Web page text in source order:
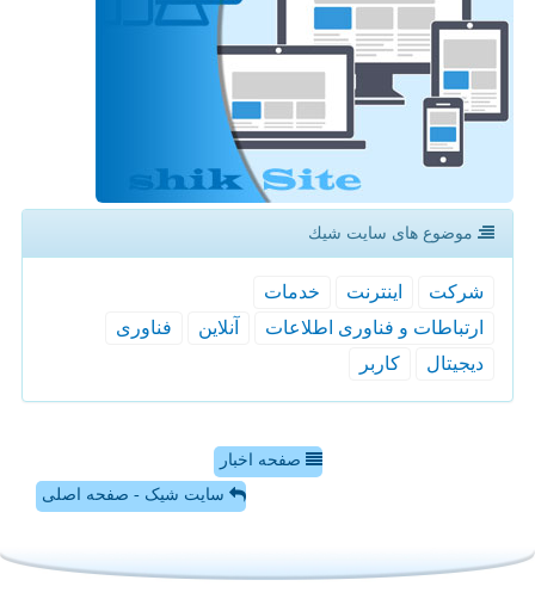
موضوع های سایت شیك
شركت اینترنت
خدمات
ارتباطات و فناوری اطلاعات
آنلاین
فناوری
دیجیتال
كاربر
صفحه اخبار
سایت شیک - صفحه اصلی